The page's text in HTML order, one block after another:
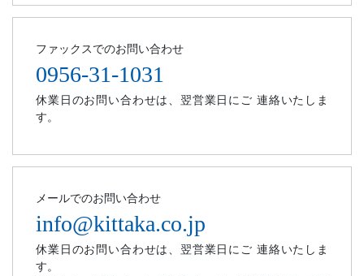
ファックスでのお問い合わせ
0956-31-1031
休業日のお問い合わせは、翌営業日にご 連絡いたしま
す。
メールでのお問い合わせ
info@kittaka.co.jp
休業日のお問い合わせは、翌営業日にご 連絡いたしま
す。